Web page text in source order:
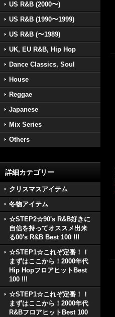
US R&B (2000〜)
US R&B (1990〜1999)
US R&B (〜1989)
UK, EU R&B, Hip Hop
Dance Classics, Soul
House
Reggae
Japanese
Mix Series
Others
詳細カテゴリー
クリスマスアイテム
冬物アイテム
☆STEP2☆90's R&B好きに
自信を持ってオススメ出来
る00's R&B Best 100 !!!
☆STEP1☆これぞ定番！！
まずはここから！2000年代
Hip HopフロアヒットBest
100 !!!
☆STEP1☆これぞ定番！！
まずはここから！2000年代
R&BフロアヒットBest 100